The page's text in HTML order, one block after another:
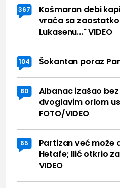
367
Košmaran debi
vraća sa
Lukasenu..." VIDEO
104 Šokantan poraz
80
Albanac izašao
dvoglavim orlom
FOTO/VIDEO
65
Partizan već može
Hetafe; Ilić otkrio
VIDEO